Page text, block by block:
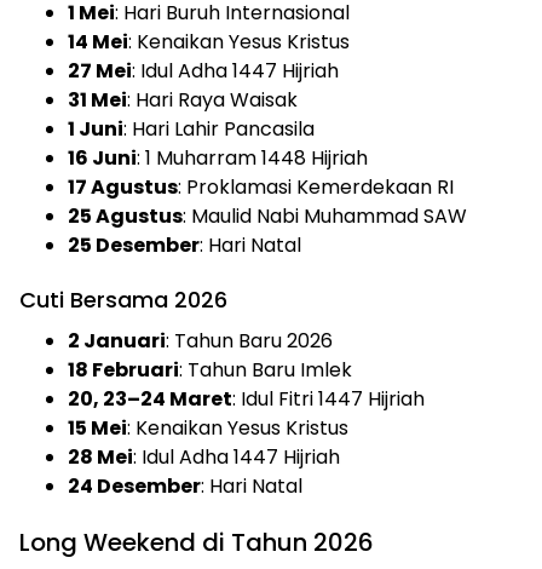
1 Mei: Hari Buruh Internasional
14 Mei: Kenaikan Yesus Kristus
27 Mei: Idul Adha 1447 Hijriah
31 Mei: Hari Raya Waisak
1 Juni: Hari Lahir Pancasila
16 Juni: 1 Muharram 1448 Hijriah
17 Agustus: Proklamasi Kemerdekaan RI
25 Agustus: Maulid Nabi Muhammad SAW
25 Desember: Hari Natal
Cuti Bersama 2026
2 Januari: Tahun Baru 2026
18 Februari: Tahun Baru Imlek
20, 23–24 Maret: Idul Fitri 1447 Hijriah
15 Mei: Kenaikan Yesus Kristus
28 Mei: Idul Adha 1447 Hijriah
24 Desember: Hari Natal
Long Weekend di Tahun 2026